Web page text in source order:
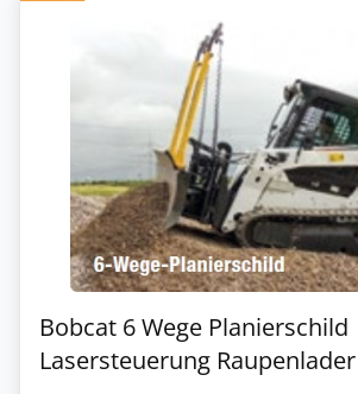
Bobcat 6 Wege Planierschild
Lasersteuerung Raupenlader